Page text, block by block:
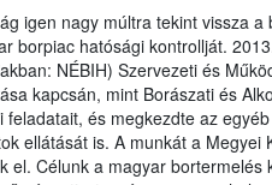
igen nagy múltra tekint vissza
borpiac hatósági kontrollját.
NÉBIH) Szervezeti és
kapcsán, mint Borászati és
feladatait, és megkezdte az
ellátását is. A munkát a
el. Célunk a magyar